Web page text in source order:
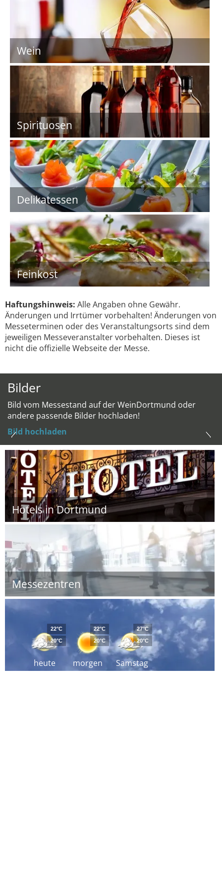
Wein
Spirituosen
Delikatessen
Feinkost
Haftungshinweis: Alle Angaben ohne Gewähr.
Änderungen und Irrtümer vorbehalten! Änderungen von
Messeterminen oder des Veranstaltungsorts sind dem
jeweiligen Messeveranstalter vorbehalten. Dieses ist
nicht die offizielle Webseite der Messe.
Bilder
Bild vom Messestand auf der WeinDortmund oder
andere passende Bilder hochladen!
Bild hochladen
Hotels in Dortmund
Messezentren
heute
22°C
20°C
morgen
22°C
20°C
Samstag
27°C
20°C